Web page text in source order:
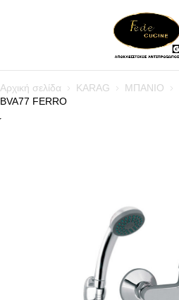
Αρχική σελίδα KARAG ΜΠΑΝΙΟ
BVA77 FERRO